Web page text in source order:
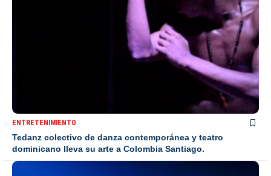
ENTRETENIMIENTO
Tedanz colectivo de danza contemporánea y teatro
dominicano lleva su arte a Colombia Santiago.